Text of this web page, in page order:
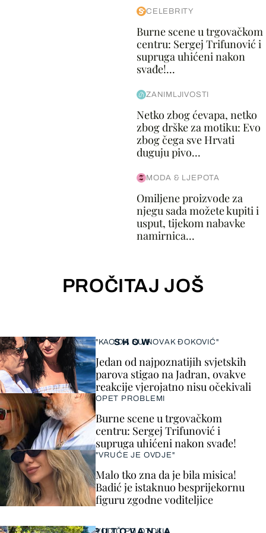
CELEBRITY
Burne scene u trgovačkom
centru: Sergej Trifunović i
supruga uhićeni nakon
svađe!...
ZANIMLJIVOSTI
Netko zbog ćevapa, netko
zbog drške za motiku: Evo
zbog čega sve Hrvati
duguju pivo...
MODA & LJEPOTA
Omiljene proizvode za
njegu sada možete kupiti i
usput, tijekom nabavke
namirnica...
PROČITAJ JOŠ
SHOW
"KAO DA SU NOVAK ĐOKOVIĆ"
Jedan od najpoznatijih svjetskih
parova stigao na Jadran, ovakve
reakcije vjerojatno nisu očekivali
OPET PROBLEMI
Burne scene u trgovačkom
centru: Sergej Trifunović i
supruga uhićeni nakon svađe!
"VRUĆE JE OVDJE"
Malo tko zna da je bila misica!
Badić je istaknuo besprijekornu
figuru zgodne voditeljice
VODIČ PO OTOKU